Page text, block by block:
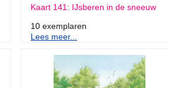
Kaart 141: IJsberen in de sneeuw
10 exemplaren
Lees meer...